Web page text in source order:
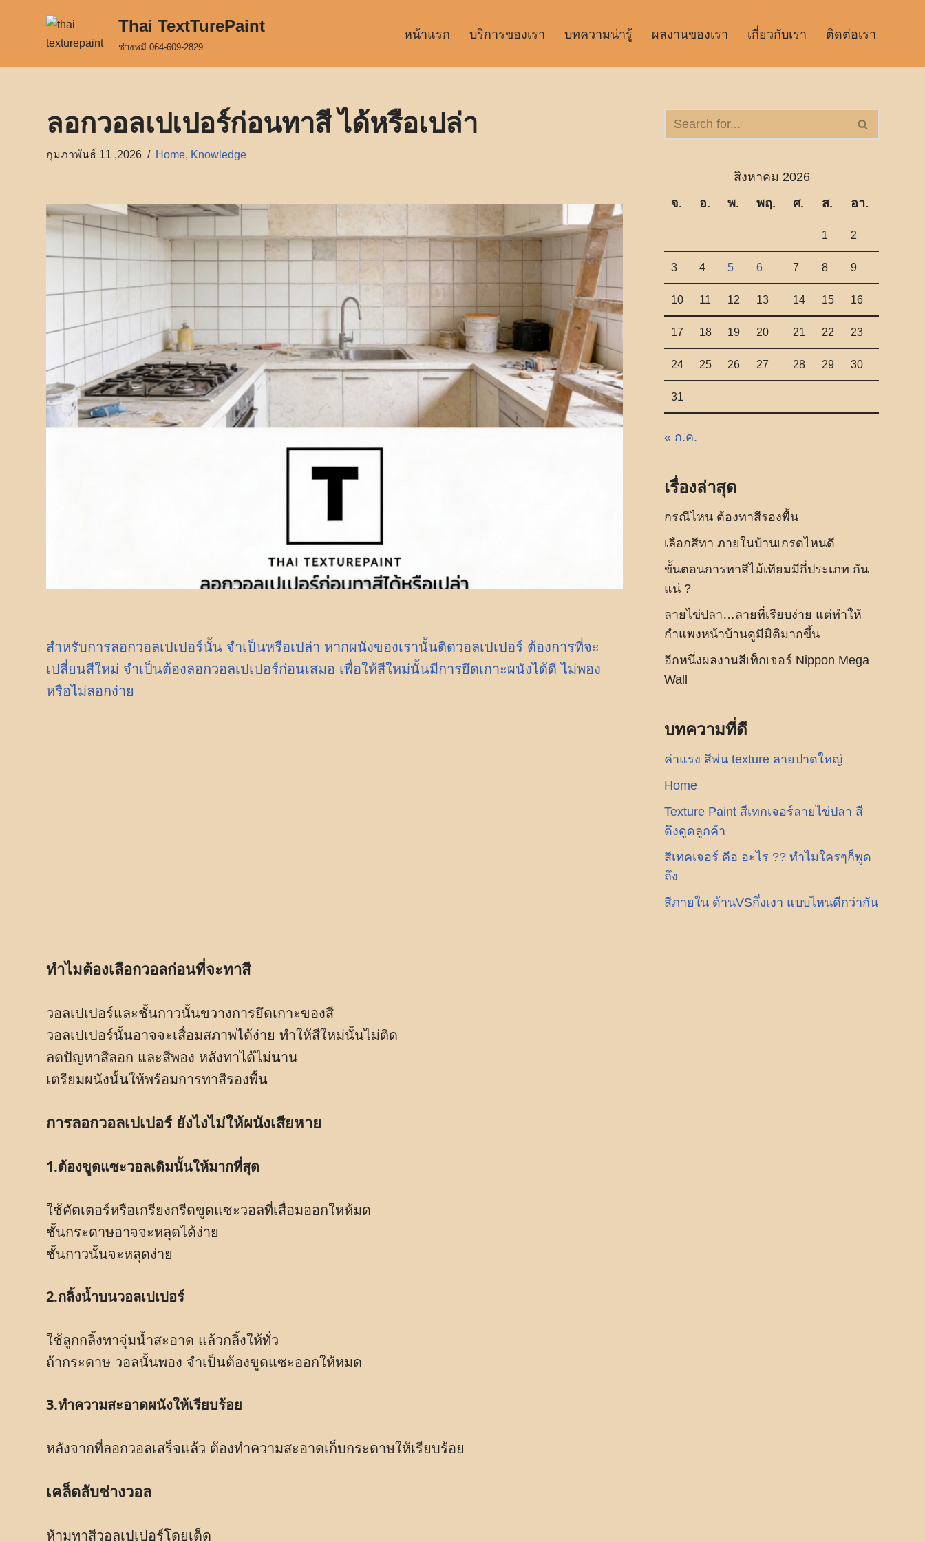
Thai TextTurePaint
ช่างหมี 064-609-2829
หน้าแรก บริการของเรา บทความน่ารู้ ผลงานของเรา เกี่ยวกับเรา ติดต่อเรา
ลอกวอลเปเปอร์ก่อนทาสี ได้หรือเปล่า
กุมภาพันธ์ 11 ,2026 Home, Knowledge
สำหรับการลอกวอลเปเปอร์นั้น จำเป็นหรือเปล่า หากผนังของเรานั้นติดวอลเปเปอร์ ต้องการที่จะ
เปลี่ยนสีใหม่ จำเป็นต้องลอกวอลเปเปอร์ก่อนเสมอ เพื่อให้สีใหม่นั้นมีการยึดเกาะผนังได้ดี ไม่พอง
หรือไม่ลอกง่าย
ทำไมต้องเลือกวอลก่อนที่จะทาสี
วอลเปเปอร์และชั้นกาวนั้นขวางการยึดเกาะของสี
วอลเปเปอร์นั้นอาจจะเสื่อมสภาพได้ง่าย ทำให้สีใหม่นั้นไม่ติด
ลดปัญหาสีลอก และสีพอง หลังทาได้ไม่นาน
เตรียมผนังนั้นให้พร้อมการทาสีรองพื้น
การลอกวอลเปเปอร์ ยังไงไม่ให้ผนังเสียหาย
1.ต้องขูดแซะวอลเดิมนั้นให้มากที่สุด
ใช้คัตเตอร์หรือเกรียงกรีดขูดแซะวอลที่เสื่อมออกใหห้มด
ชั้นกระดาษอาจจะหลุดได้ง่าย
ชั้นกาวนั้นจะหลุดง่าย
2.กลิ้งน้ำบนวอลเปเปอร์
ใช้ลูกกลิ้งทาจุ่มน้ำสะอาด แล้วกลิ้งให้ทั่ว
ถ้ากระดาษ วอลนั้นพอง จำเป็นต้องขูดแซะออกให้หมด
3.ทำความสะอาดผนังให้เรียบร้อย
หลังจากที่ลอกวอลเสร็จแล้ว ต้องทำความสะอาดเก็บกระดาษให้เรียบร้อย
เคล็ดลับช่างวอล
ห้ามทาสีวอลเปเปอร์โดยเด็ด
สิงหาคม 2026
จ. อ. พ. พฤ. ศ. ส. อา.
1 2
3 4 5 6 7 8 9
10 11 12 13 14 15 16
17 18 19 20 21 22 23
24 25 26 27 28 29 30
31
« ก.ค.
เรื่องล่าสุด
กรณีไหน ต้องทาสีรองพื้น
เลือกสีทา ภายในบ้านเกรดไหนดี
ขั้นตอนการทาสีไม้เทียมมีกี่ประเภท กัน
แน่ ?
ลายไข่ปลา…ลายที่เรียบง่าย แต่ทำให้
กำแพงหน้าบ้านดูมีมิติมากขึ้น
อีกหนึ่งผลงานสีเท็กเจอร์ Nippon Mega
Wall
บทความที่ดี
ค่าแรง สีพ่น texture ลายปาดใหญ่
Home
Texture Paint สีเทกเจอร์ลายไข่ปลา สี
ดึงดูดลูกค้า
สีเทคเจอร์ คือ อะไร ?? ทำไมใครๆก็พูด
ถึง
สีภายใน ด้านVSกึ่งเงา แบบไหนดีกว่ากัน